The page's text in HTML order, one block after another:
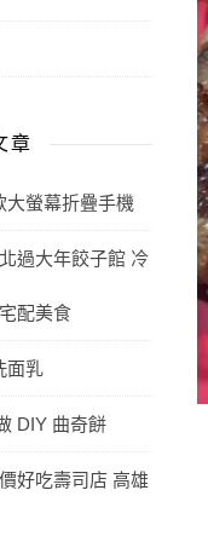
章
大螢幕折疊手機
過大年餃子館 冷
配美食
面乳
DIY 曲奇餅
好吃壽司店 高雄